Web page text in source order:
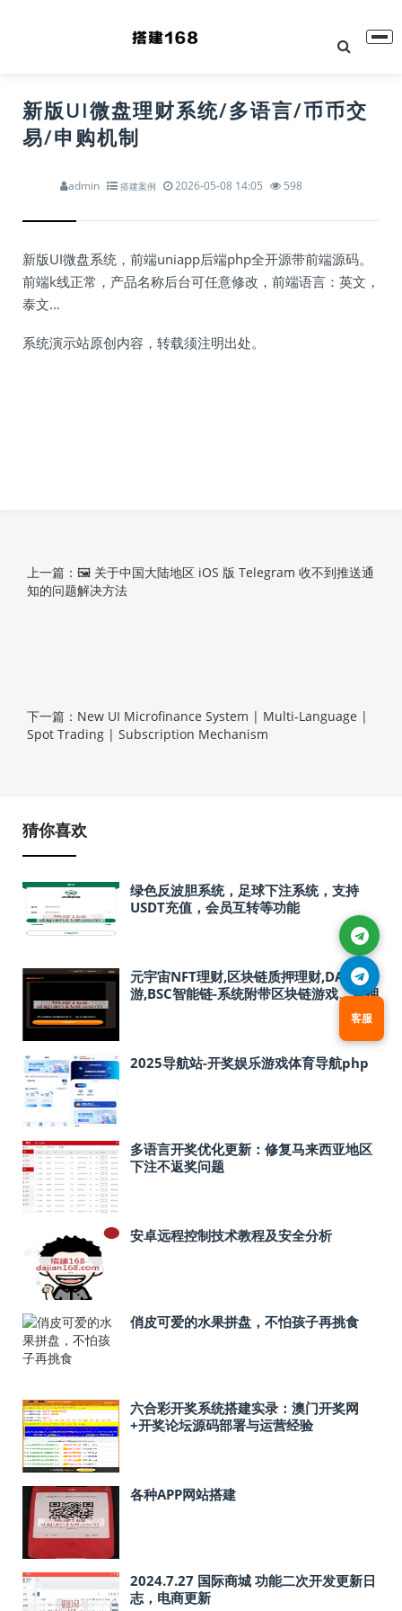
新版UI微盘理财系统/多语言/币币交
易/申购机制
admin 搭建案例 2026-05-08 14:05 598
新版UI微盘系统，前端uniapp后端php全开源带前端源码。
前端k线正常，产品名称后台可任意修改，前端语言：英文，
泰文…
系统演示站原创内容，转载须注明出处。
上一篇：🖼 关于中国大陆地区 iOS 版 Telegram 收不到推送通
知的问题解决方法
下一篇：New UI Microfinance System | Multi-Language |
Spot Trading | Subscription Mechanism
猜你喜欢
绿色反波胆系统，足球下注系统，支持
USDT充值，会员互转等功能
元宇宙NFT理财,区块链质押理财,DAPP链
游,BSC智能链-系统附带区块链游戏、质押
2025导航站-开奖娱乐游戏体育导航php
多语言开奖优化更新：修复马来西亚地区
下注不返奖问题
安卓远程控制技术教程及安全分析
俏皮可爱的水果拼盘，不怕孩子再挑食
六合彩开奖系统搭建实录：澳门开奖网
+开奖论坛源码部署与运营经验
各种APP网站搭建
2024.7.27 国际商城 功能二次开发更新日
志，电商更新
客服